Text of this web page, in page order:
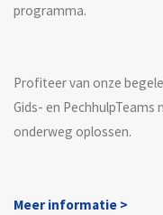
programma.
Profiteer van onze
Gids- en
onderweg oplossen.
Meer informatie >